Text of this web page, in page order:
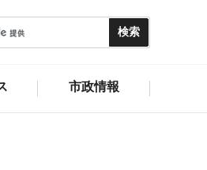
市政情報